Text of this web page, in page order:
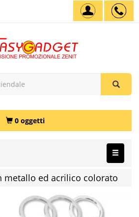
0 oggetti
metallo ed acrilico colorato